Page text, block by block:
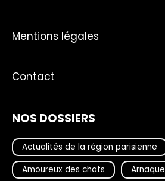
Mentions légales
Contact
NOS DOSSIERS
Actualités de la région parisienne
Amoureux des chats
Arnaque